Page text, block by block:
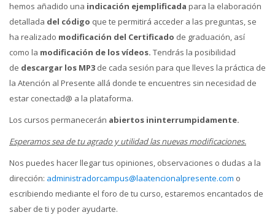
hemos añadido una indicación ejemplificada para la elaboración
detallada del código que te permitirá acceder a las preguntas, se
ha realizado modificación del Certificado de graduación, así
como la modificación de los vídeos. Tendrás la posibilidad
de descargar los MP3 de cada sesión para que lleves la práctica de
la Atención al Presente allá donde te encuentres sin necesidad de
estar conectad@ a la plataforma.
Los cursos permanecerán abiertos ininterrumpidamente.
Esperamos sea de tu agrado y utilidad las nuevas modificaciones.
Nos puedes hacer llegar tus opiniones, observaciones o dudas a la
dirección: administradorcampus@laatencionalpresente.com o
escribiendo mediante el foro de tu curso, estaremos encantados de
saber de ti y poder ayudarte.